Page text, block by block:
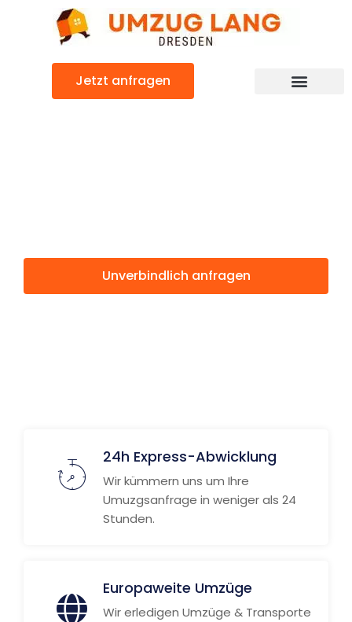
Jetzt anfragen
Unverbindlich anfragen
24h Express-Abwicklung
Wir kümmern uns um Ihre
Umuzgsanfrage in weniger als 24
Stunden.
Europaweite Umzüge
Wir erledigen Umzüge & Transporte